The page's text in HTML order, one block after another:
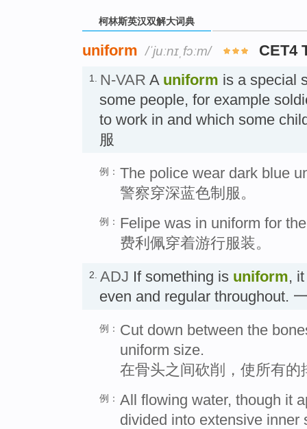
柯林斯英汉双解大词典
uniform /ˈjuːnɪˌfɔːm/ CET4
1. N-VAR A uniform is a special
some people, for example
to work in and which some
服
例： The police wear dark blue
警察穿深蓝色制服。
例： Felipe was in uniform for
费利佩穿着游行服装。
2. ADJ If something is uniform,
even and regular throughout.
例： Cut down between the
uniform size.
在骨头之间砍削，使所有的
例： All flowing water, though it
divided into extensive inner